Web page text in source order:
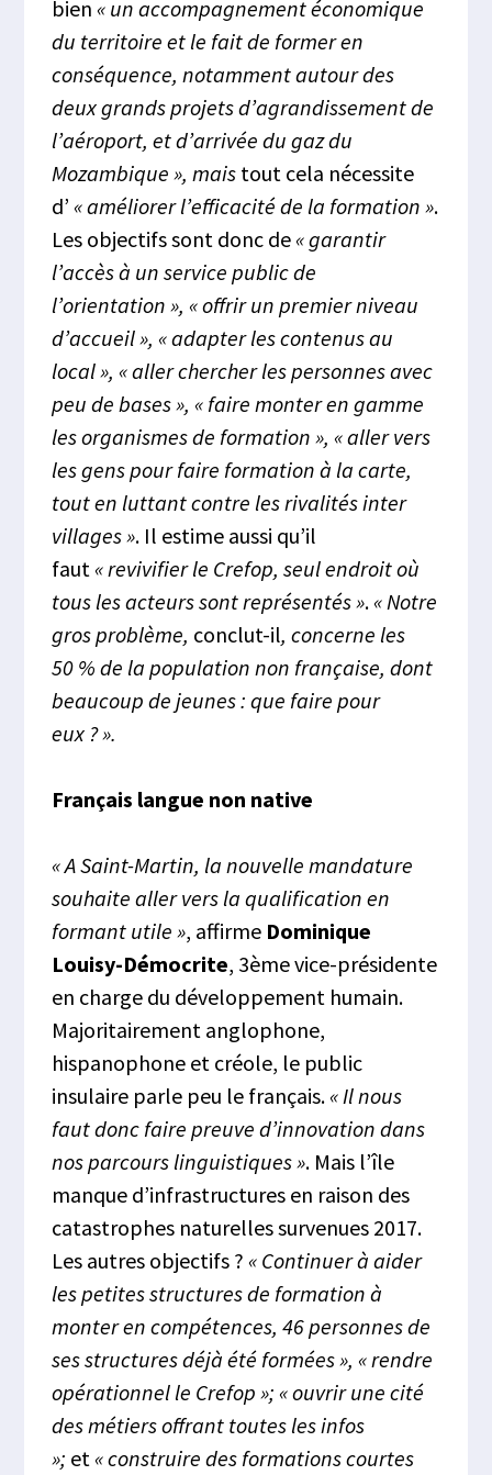
bien « un accompagnement économique
du territoire et le fait de former en
conséquence, notamment autour des
deux grands projets d’agrandissement de
l’aéroport, et d’arrivée du gaz du
Mozambique », mais tout cela nécessite
d’« améliorer l’efficacité de la formation ».
Les objectifs sont donc de« garantir
l’accès à un service public de
l’orientation », « offrir un premier niveau
d’accueil », « adapter les contenus au
local », « aller chercher les personnes avec
peu de bases », « faire monter en gamme
les organismes de formation », « aller vers
les gens pour faire formation à la carte,
tout en luttant contre les rivalités inter
villages ». Il estime aussi qu’il
faut« revivifier le Crefop, seul endroit où
tous les acteurs sont représentés ».« Notre
gros problème, conclut-il, concerne les
50 % de la population non française, dont
beaucoup de jeunes : que faire pour
eux ? ».
Français langue non native
« A Saint-Martin, la nouvelle mandature
souhaite aller vers la qualification en
formant utile », affirme Dominique
Louisy-Démocrite, 3ème vice-présidente
en charge du développement humain.
Majoritairement anglophone,
hispanophone et créole, le public
insulaire parle peu le français.« Il nous
faut donc faire preuve d’innovation dans
nos parcours linguistiques ». Mais l’île
manque d’infrastructures en raison des
catastrophes naturelles survenues 2017.
Les autres objectifs ?« Continuer à aider
les petites structures de formation à
monter en compétences, 46 personnes de
ses structures déjà été formées »,« rendre
opérationnel le Crefop »; « ouvrir une cité
des métiers offrant toutes les infos
»; et « construire des formations courtes